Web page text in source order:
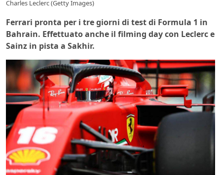
Charles Leclerc (Getty Images)
Ferrari pronta per i tre giorni di test di Formula 1 in
Bahrain. Effettuato anche il filming day con Leclerc e
Sainz in pista a Sakhir.